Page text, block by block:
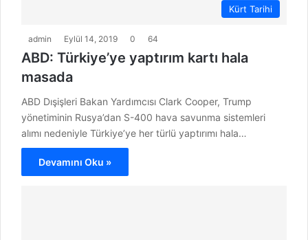
Kürt Tarihi
admin Eylül 14, 2019 0 64
ABD: Türkiye’ye yaptırım kartı hala
masada
ABD Dışişleri Bakan Yardımcısı Clark Cooper, Trump
yönetiminin Rusya’dan S-400 hava savunma sistemleri
alımı nedeniyle Türkiye’ye her türlü yaptırımı hala…
Devamını Oku »